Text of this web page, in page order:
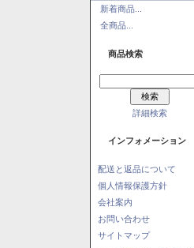
新着商品...
全商品...
商品検索
詳細検索
インフォメーション
配送と返品について
個人情報保護方針
会社案内
お問い合わせ
サイトマップ